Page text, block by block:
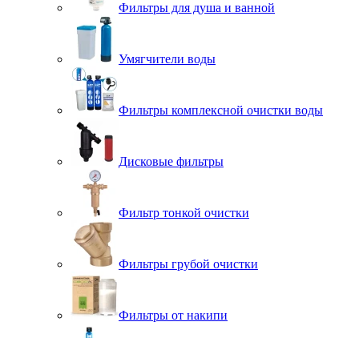
Фильтры для душа и ванной
Умягчители воды
Фильтры комплексной очистки воды
Дисковые фильтры
Фильтр тонкой очистки
Фильтры грубой очистки
Фильтры от накипи